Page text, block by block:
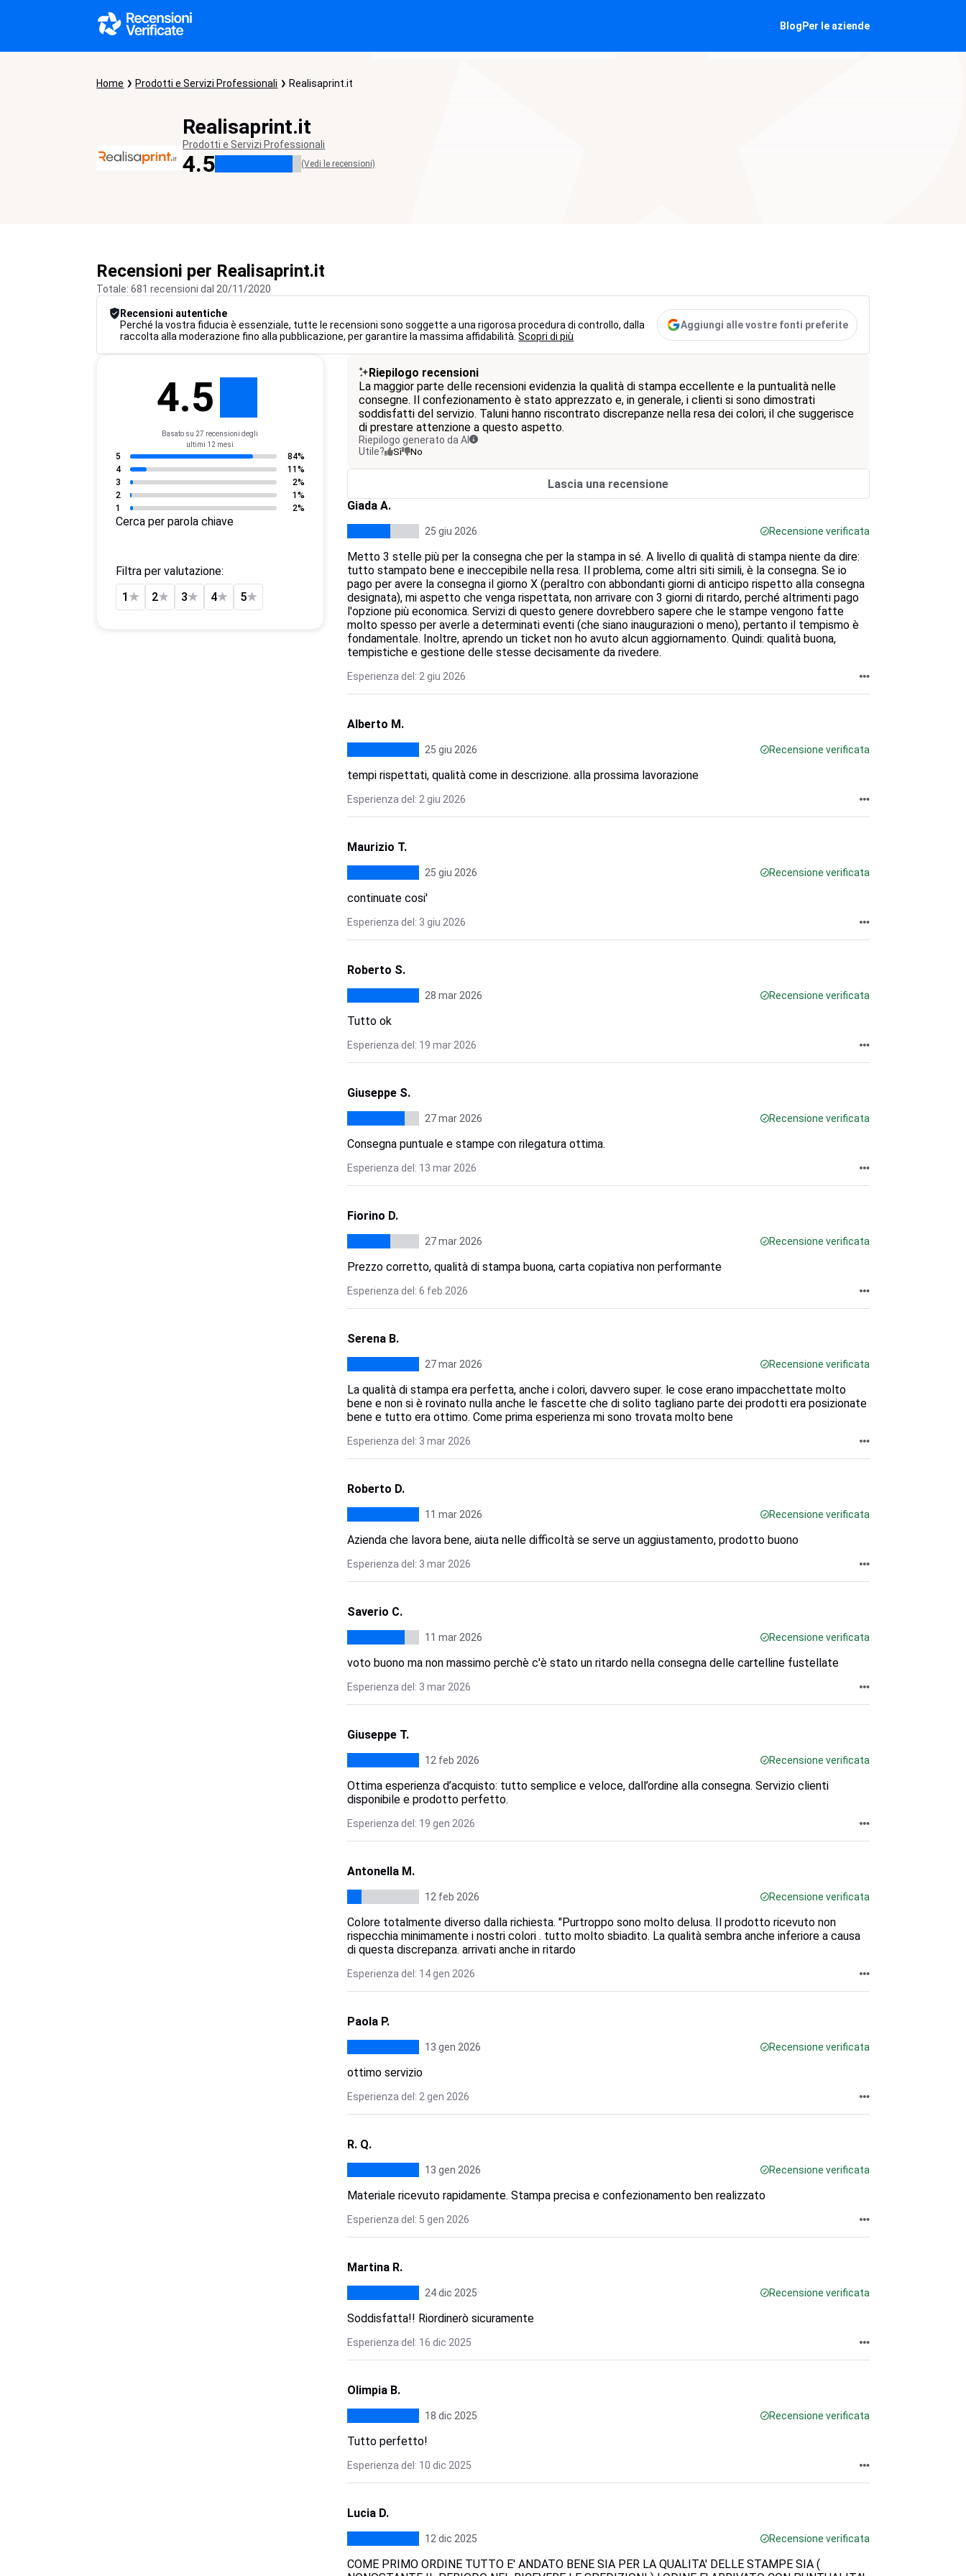
Blog Per le aziende
Home Prodotti e Servizi Professionali Realisaprint.it
Realisaprint.it
Prodotti e Servizi Professionali
4.5 (Vedi le recensioni)
Recensioni per Realisaprint.it
Totale: 681 recensioni dal 20/11/2020
Recensioni autentiche
Perché la vostra fiducia è essenziale, tutte le recensioni sono soggette a una rigorosa procedura di controllo, dalla
raccolta alla moderazione fino alla pubblicazione, per garantire la massima affidabilità.Scopri di più
Aggiungi alle vostre fonti preferite
4.5
Basato su 27 recensioni degli
ultimi 12 mesi
5
84%
4
11%
3
2%
2
1%
1
2%
Cerca per parola chiave
Filtra per valutazione:
1 ★ 2★ 3★ 4★ 5★
Riepilogo recensioni
La maggior parte delle recensioni evidenzia la qualità di stampa eccellente e la puntualità nelle
consegne. Il confezionamento è stato apprezzato e, in generale, i clienti si sono dimostrati
soddisfatti del servizio. Taluni hanno riscontrato discrepanze nella resa dei colori, il che suggerisce
di prestare attenzione a questo aspetto.
Riepilogo generato da AI
Utile?
Sì No
Lascia una recensione
Giada A.
25 giu 2026 Recensione verificata
Metto 3 stelle più per la consegna che per la stampa in sé. A livello di qualità di stampa niente da dire:
tutto stampato bene e ineccepibile nella resa. Il problema, come altri siti simili, è la consegna. Se io
pago per avere la consegna il giorno X (peraltro con abbondanti giorni di anticipo rispetto alla consegna
designata), mi aspetto che venga rispettata, non arrivare con 3 giorni di ritardo, perché altrimenti pago
l'opzione più economica. Servizi di questo genere dovrebbero sapere che le stampe vengono fatte
molto spesso per averle a determinati eventi (che siano inaugurazioni o meno), pertanto il tempismo è
fondamentale. Inoltre, aprendo un ticket non ho avuto alcun aggiornamento. Quindi: qualità buona,
tempistiche e gestione delle stesse decisamente da rivedere.
Esperienza del: 2 giu 2026
Alberto M.
25 giu 2026 Recensione verificata
tempi rispettati, qualità come in descrizione. alla prossima lavorazione
Esperienza del: 2 giu 2026
Maurizio T.
25 giu 2026 Recensione verificata
continuate cosi'
Esperienza del: 3 giu 2026
Roberto S.
28 mar 2026 Recensione verificata
Tutto ok
Esperienza del: 19 mar 2026
Giuseppe S.
27 mar 2026 Recensione verificata
Consegna puntuale e stampe con rilegatura ottima.
Esperienza del: 13 mar 2026
Fiorino D.
27 mar 2026 Recensione verificata
Prezzo corretto, qualità di stampa buona, carta copiativa non performante
Esperienza del: 6 feb 2026
Serena B.
27 mar 2026 Recensione verificata
La qualità di stampa era perfetta, anche i colori, davvero super. le cose erano impacchettate molto
bene e non si è rovinato nulla anche le fascette che di solito tagliano parte dei prodotti era posizionate
bene e tutto era ottimo. Come prima esperienza mi sono trovata molto bene
Esperienza del: 3 mar 2026
Roberto D.
11 mar 2026 Recensione verificata
Azienda che lavora bene, aiuta nelle difficoltà se serve un aggiustamento, prodotto buono
Esperienza del: 3 mar 2026
Saverio C.
11 mar 2026 Recensione verificata
voto buono ma non massimo perchè c'è stato un ritardo nella consegna delle cartelline fustellate
Esperienza del: 3 mar 2026
Giuseppe T.
12 feb 2026 Recensione verificata
Ottima esperienza d’acquisto: tutto semplice e veloce, dall’ordine alla consegna. Servizio clienti
disponibile e prodotto perfetto.
Esperienza del: 19 gen 2026
Antonella M.
12 feb 2026 Recensione verificata
Colore totalmente diverso dalla richiesta. "Purtroppo sono molto delusa. Il prodotto ricevuto non
rispecchia minimamente i nostri colori . tutto molto sbiadito. La qualità sembra anche inferiore a causa
di questa discrepanza. arrivati anche in ritardo
Esperienza del: 14 gen 2026
Paola P.
13 gen 2026 Recensione verificata
ottimo servizio
Esperienza del: 2 gen 2026
R. Q.
13 gen 2026 Recensione verificata
Materiale ricevuto rapidamente. Stampa precisa e confezionamento ben realizzato
Esperienza del: 5 gen 2026
Martina R.
24 dic 2025 Recensione verificata
Soddisfatta!! Riordinerò sicuramente
Esperienza del: 16 dic 2025
Olimpia B.
18 dic 2025 Recensione verificata
Tutto perfetto!
Esperienza del: 10 dic 2025
Lucia D.
12 dic 2025 Recensione verificata
COME PRIMO ORDINE TUTTO E' ANDATO BENE SIA PER LA QUALITA' DELLE STAMPE SIA (